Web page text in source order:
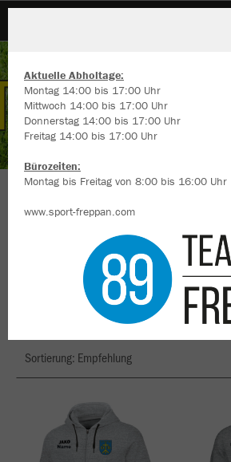
Herzlich Willkommen im
Farbe
Aktuelle Abholtage:
Montag 14:00 bis 17:00 Uhr
Mittwoch 14:00 bis 17:00 Uhr
Donnerstag 14:00 bis 17:00 Uhr
Freitag 14:00 bis 17:00 Uhr
Bürozeiten:
Montag bis Freitag von 8:00 bis 16:00 Uhr
www.sport-freppan.com
Wir verwenden Cookies
Inhalte anzeigen und unsere Website
zu den Cookies findest Du in den
Alle
mehr
Datenschutz